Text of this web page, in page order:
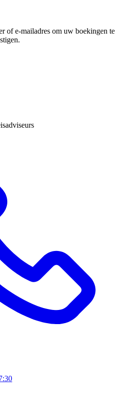
of e-mailadres om uw boekingen te